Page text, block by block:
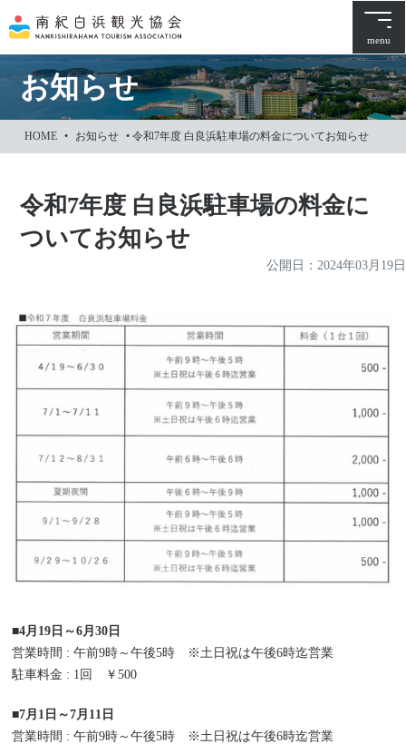
文
に
ス
ッ
menu
お知らせ
HOME • お知らせ •令和7年度 白良浜駐車場の料金についてお知らせ
令和7年度 白良浜駐車場の料金に
ついてお知らせ
公開日： 2024年03月19日
■4月19日～6月30日
営業時間 : 午前9時～午後5時 ※土日祝は午後6時迄営業
駐車料金 : 1回 ￥500
■7月1日～7月11日
営業時間 : 午前9時～午後5時 ※土日祝は午後6時迄営業